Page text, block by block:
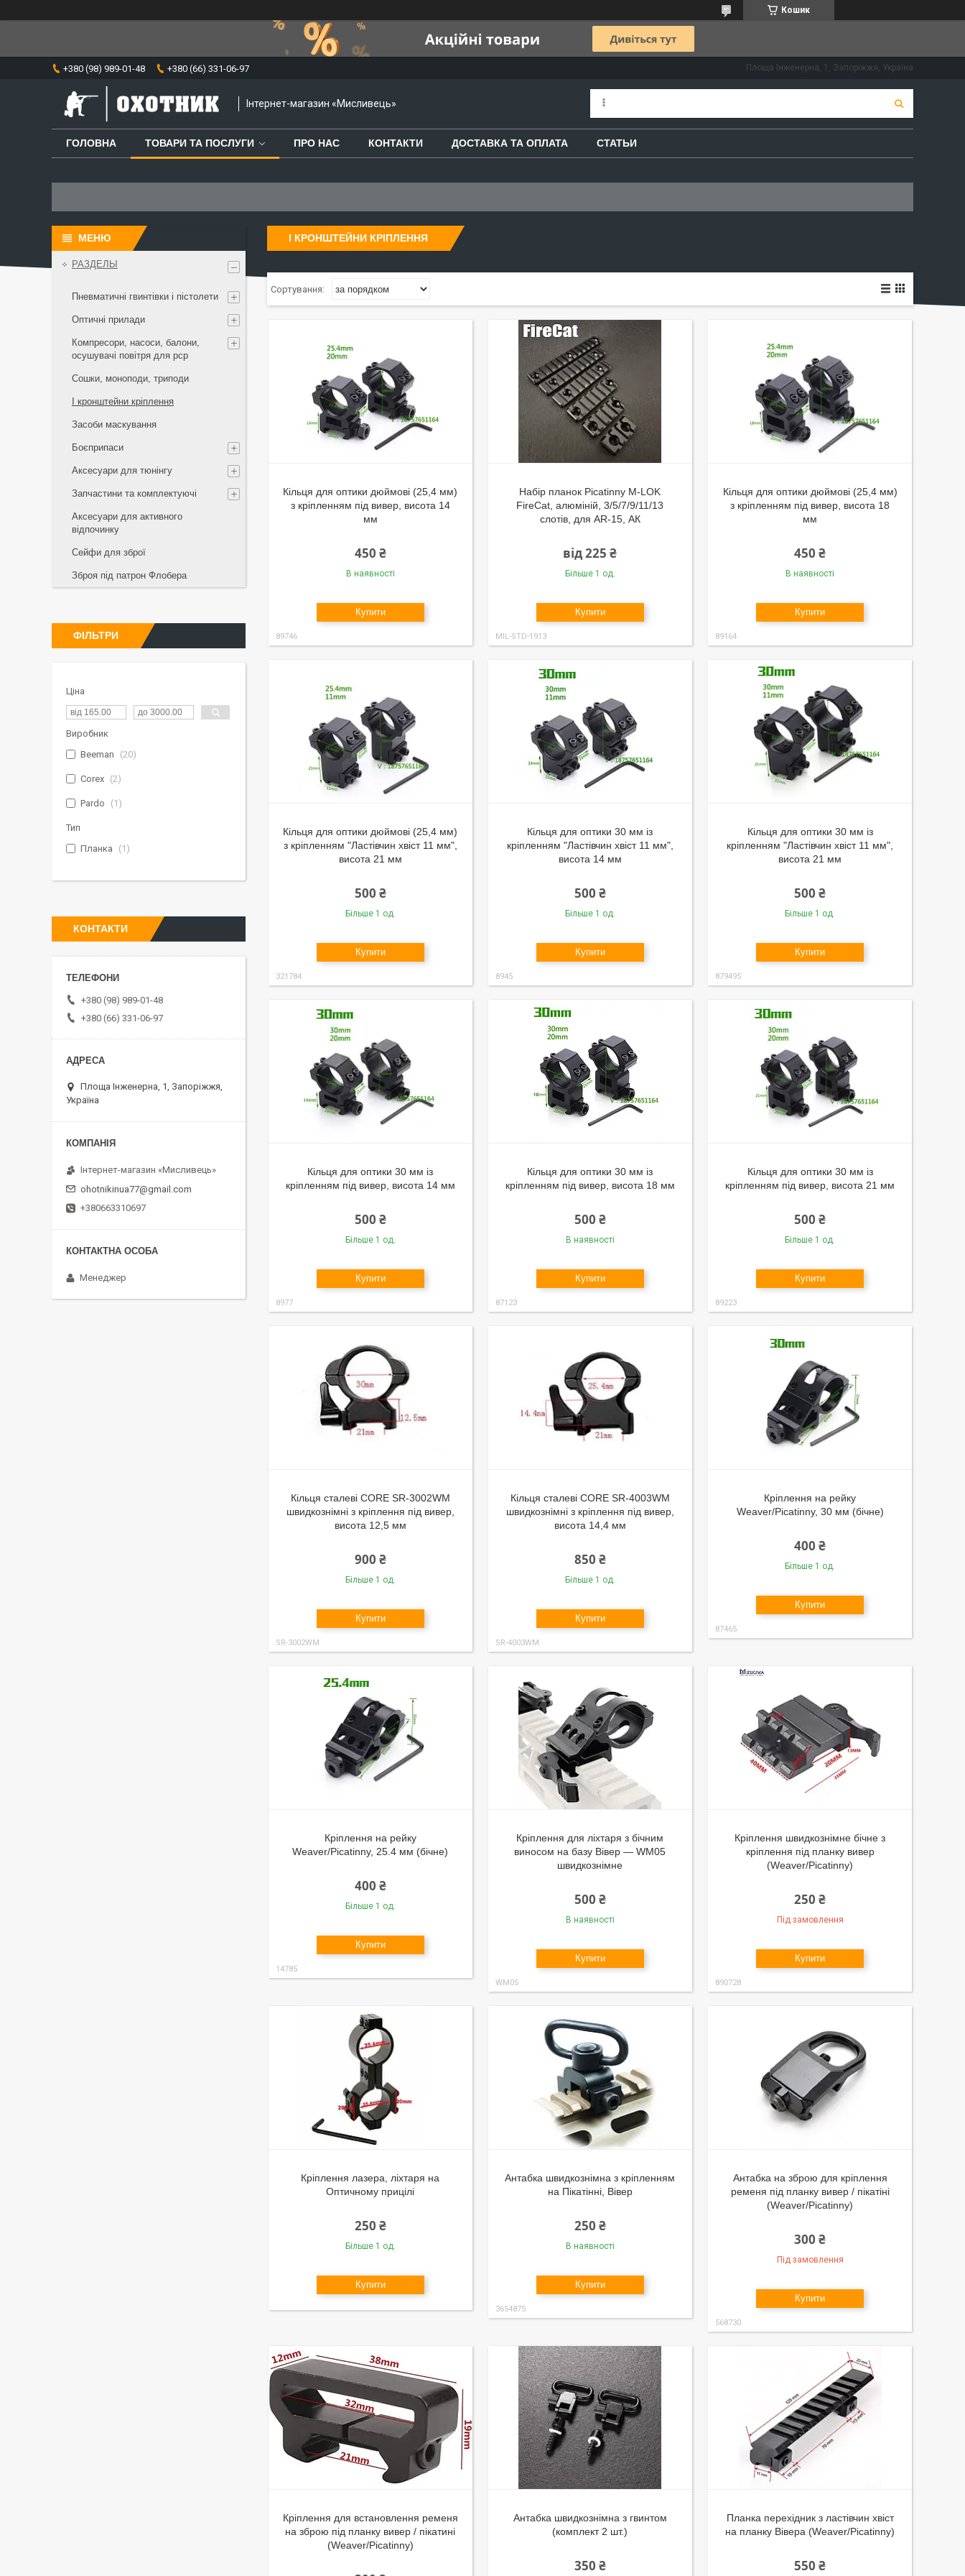
Кошик
+380 (98) 989-01-48 +380 (66) 331-06-97 Площа Інженерна, 1, Запоріжжя, Україна
⁨Інтернет-магазин «Мисливець»
ГОЛОВНА ТОВАРИ ТА ПОСЛУГИ ПРО НАС КОНТАКТИ ДОСТАВКА ТА ОПЛАТА СТАТЬИ
І КРОНШТЕЙНИ КРІПЛЕННЯ
Кільця для оптики дюймові (25,4 мм)
з кріпленням під вивер, висота 14
мм
450 ₴
В наявності
Купити
89746
Набір планок Picatinny M-LOK
FireCat, алюміній, 3/5/7/9/11/13
слотів, для AR-15, АК
від 225 ₴
Більше 1 од.
Купити
MIL-STD-1913
Кільця для оптики дюймові (25,4 мм)
з кріпленням під вивер, висота 18
мм
450 ₴
В наявності
Купити
89164
Кільця для оптики дюймові (25,4 мм)
з кріпленням "Ластівчин хвіст 11 мм",
висота 21 мм
500 ₴
Більше 1 од.
Купити
321784
Кільця для оптики 30 мм із
кріпленням "Ластівчин хвіст 11 мм",
висота 14 мм
500 ₴
Більше 1 од.
Купити
8945
Кільця для оптики 30 мм із
кріпленням "Ластівчин хвіст 11 мм",
висота 21 мм
500 ₴
Більше 1 од.
Купити
879495
Кільця для оптики 30 мм із
кріпленням під вивер, висота 14 мм
500 ₴
Більше 1 од.
Купити
8977
Кільця для оптики 30 мм із
кріпленням під вивер, висота 18 мм
500 ₴
В наявності
Купити
87123
Кільця для оптики 30 мм із
кріпленням під вивер, висота 21 мм
500 ₴
Більше 1 од.
Купити
89223
Кільця сталеві CORE SR-3002WM
швидкознімні з кріплення під вивер,
висота 12,5 мм
900 ₴
Більше 1 од.
Купити
SR-3002WM
Кільця сталеві CORE SR-4003WM
швидкознімні з кріплення під вивер,
висота 14,4 мм
850 ₴
Більше 1 од.
Купити
SR-4003WM
Кріплення на рейку
Weaver/Picatinny, 30 мм (бічне)
400 ₴
Більше 1 од.
Купити
87465
Кріплення на рейку
Weaver/Picatinny, 25.4 мм (бічне)
400 ₴
Більше 1 од.
Купити
14785
Кріплення для ліхтаря з бічним
виносом на базу Вівер — WM05
швидкознімне
500 ₴
В наявності
Купити
WM05
Кріплення швидкознімне бічне з
кріплення під планку вивер
(Weaver/Picatinny)
250 ₴
Під замовлення
Купити
890728
Кріплення лазера, ліхтаря на
Оптичному прицілі
250 ₴
Більше 1 од.
Купити
Антабка швидкознімна з кріпленням
на Пікатінні, Вівер
250 ₴
В наявності
Купити
3654875
Антабка на зброю для кріплення
ременя під планку вивер / пікатіні
(Weaver/Picatinny)
300 ₴
Під замовлення
Купити
568730
Кріплення для встановлення ременя
на зброю під планку вивер / пікатині
(Weaver/Picatinny)
Антабка швидкознімна з гвинтом
(комплект 2 шт.)
350 ₴
Планка перехідник з ластівчин хвіст
на планку Вівера (Weaver/Picatinny)
550 ₴
РАЗДЕЛЫ
Пневматичні гвинтівки і пістолети
Оптичні прилади
Компресори, насоси, балони,
осушувачі повітря для рср
Сошки, моноподи, триподи
І кронштейни кріплення
Засоби маскування
Боєприпаси
Аксесуари для тюнінгу
Запчастини та комплектуючі
Аксесуари для активного
відпочинку
Сейфи для зброї
Зброя під патрон Флобера
ФІЛЬТРИ
Ціна
Виробник
Beeman
20
Corex 2
Pardo 1
Тип
Планка
1
КОНТАКТИ
+380 (98) 989-01-48
+380 (66) 331-06-97
Площа Інженерна, 1, Запоріжжя,
Україна
⁨Інтернет-магазин «Мисливець»
ohotnikinua77@gmail.com
+380663310697
Менеджер